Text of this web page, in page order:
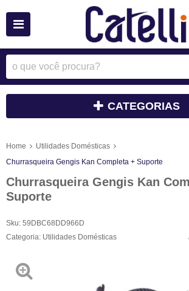
CATEGORIAS
Home
Utilidades Domésticas
Churrasqueira Gengis Kan Completa + Suporte
Churrasqueira Gengis Kan
Suporte
Sku: 59DBC68DD966D
Categoria: Utilidades Domésticas